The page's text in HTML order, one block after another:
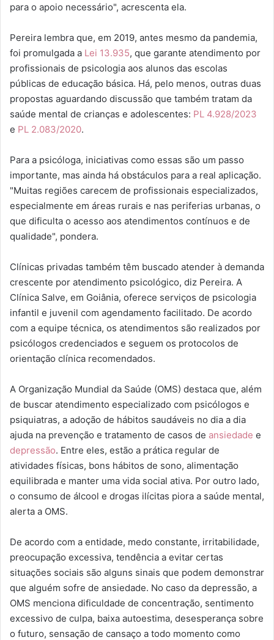
para o apoio necessário", acrescenta ela.
Pereira lembra que, em 2019, antes mesmo da pandemia,
foi promulgada a Lei 13.935, que garante atendimento por
profissionais de psicologia aos alunos das escolas
públicas de educação básica. Há, pelo menos, outras duas
propostas aguardando discussão que também tratam da
saúde mental de crianças e adolescentes: PL 4.928/2023
e PL 2.083/2020.
Para a psicóloga, iniciativas como essas são um passo
importante, mas ainda há obstáculos para a real aplicação.
"Muitas regiões carecem de profissionais especializados,
especialmente em áreas rurais e nas periferias urbanas, o
que dificulta o acesso aos atendimentos contínuos e de
qualidade", pondera.
Clínicas privadas também têm buscado atender à demanda
crescente por atendimento psicológico, diz Pereira. A
Clínica Salve, em Goiânia, oferece serviços de psicologia
infantil e juvenil com agendamento facilitado. De acordo
com a equipe técnica, os atendimentos são realizados por
psicólogos credenciados e seguem os protocolos de
orientação clínica recomendados.
A Organização Mundial da Saúde (OMS) destaca que, além
de buscar atendimento especializado com psicólogos e
psiquiatras, a adoção de hábitos saudáveis no dia a dia
ajuda na prevenção e tratamento de casos de ansiedade e
depressão. Entre eles, estão a prática regular de
atividades físicas, bons hábitos de sono, alimentação
equilibrada e manter uma vida social ativa. Por outro lado,
o consumo de álcool e drogas ilícitas piora a saúde mental,
alerta a OMS.
De acordo com a entidade, medo constante, irritabilidade,
preocupação excessiva, tendência a evitar certas
situações sociais são alguns sinais que podem demonstrar
que alguém sofre de ansiedade. No caso da depressão, a
OMS menciona dificuldade de concentração, sentimento
excessivo de culpa, baixa autoestima, desesperança sobre
o futuro, sensação de cansaço a todo momento como